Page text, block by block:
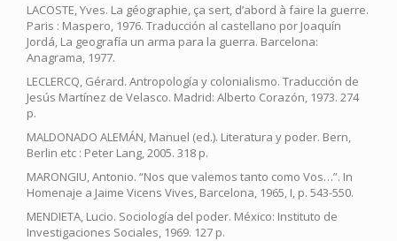
LACOSTE, Yves. La géographie, ça sert, d’abord à faire la guerre.
Paris : Maspero, 1976. Traducción al castellano por Joaquín
Jordá, La geografía un arma para la guerra. Barcelona:
Anagrama, 1977.
LECLERCQ, Gérard. Antropología y colonialismo. Traducción de
Jesús Martínez de Velasco. Madrid: Alberto Corazón, 1973. 274
p.
MALDONADO ALEMÁN, Manuel (ed.). Literatura y poder. Bern,
Berlin etc : Peter Lang, 2005. 318 p.
MARONGIU, Antonio. “Nos que valemos tanto como Vos…”. In
Homenaje a Jaime Vicens Vives, Barcelona, 1965, I, p. 543-550.
MENDIETA, Lucio. Sociología del poder. México: Instituto de
Investigaciones Sociales, 1969. 127 p.